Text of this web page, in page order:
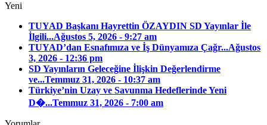
Yeni
TUYAD Başkanı Hayrettin ÖZAYDIN SD Yayınlar İle
İlgili...Ağustos 5, 2026 - 9:27 am
TUYAD’dan Esnafımıza ve İş Dünyamıza Çağr...Ağustos
3, 2026 - 12:36 pm
SD Yayınların Geleceğine İlişkin Değerlendirme
ve...Temmuz 31, 2026 - 10:37 am
Türkiye’nin Uzay ve Savunma Hedeflerinde Yeni
D�...Temmuz 31, 2026 - 7:00 am